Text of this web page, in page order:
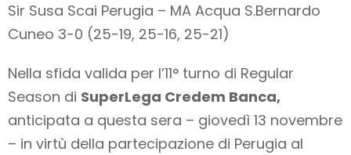
Sir Susa Scai Perugia – MA Acqua S.Bernardo
Cuneo 3-0 (25-19, 25-16, 25-21)
Nella sfida valida per l’11° turno di Regular
Season di SuperLega Credem Banca,
anticipata a questa sera – giovedì 13 novembre
– in virtù della partecipazione di Perugia al